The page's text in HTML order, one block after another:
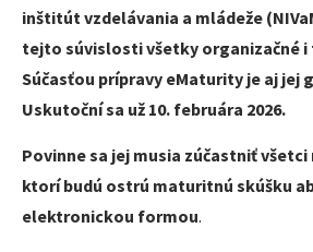
inštitút vzdelávania a mládeže
tejto súvislosti všetky organizačné i
Súčasťou prípravy eMaturity je aj jej
Uskutoční sa už 10. februára 2026.
Povinne sa jej musia zúčastniť
ktorí budú ostrú maturitnú skúšku
elektronickou formou.